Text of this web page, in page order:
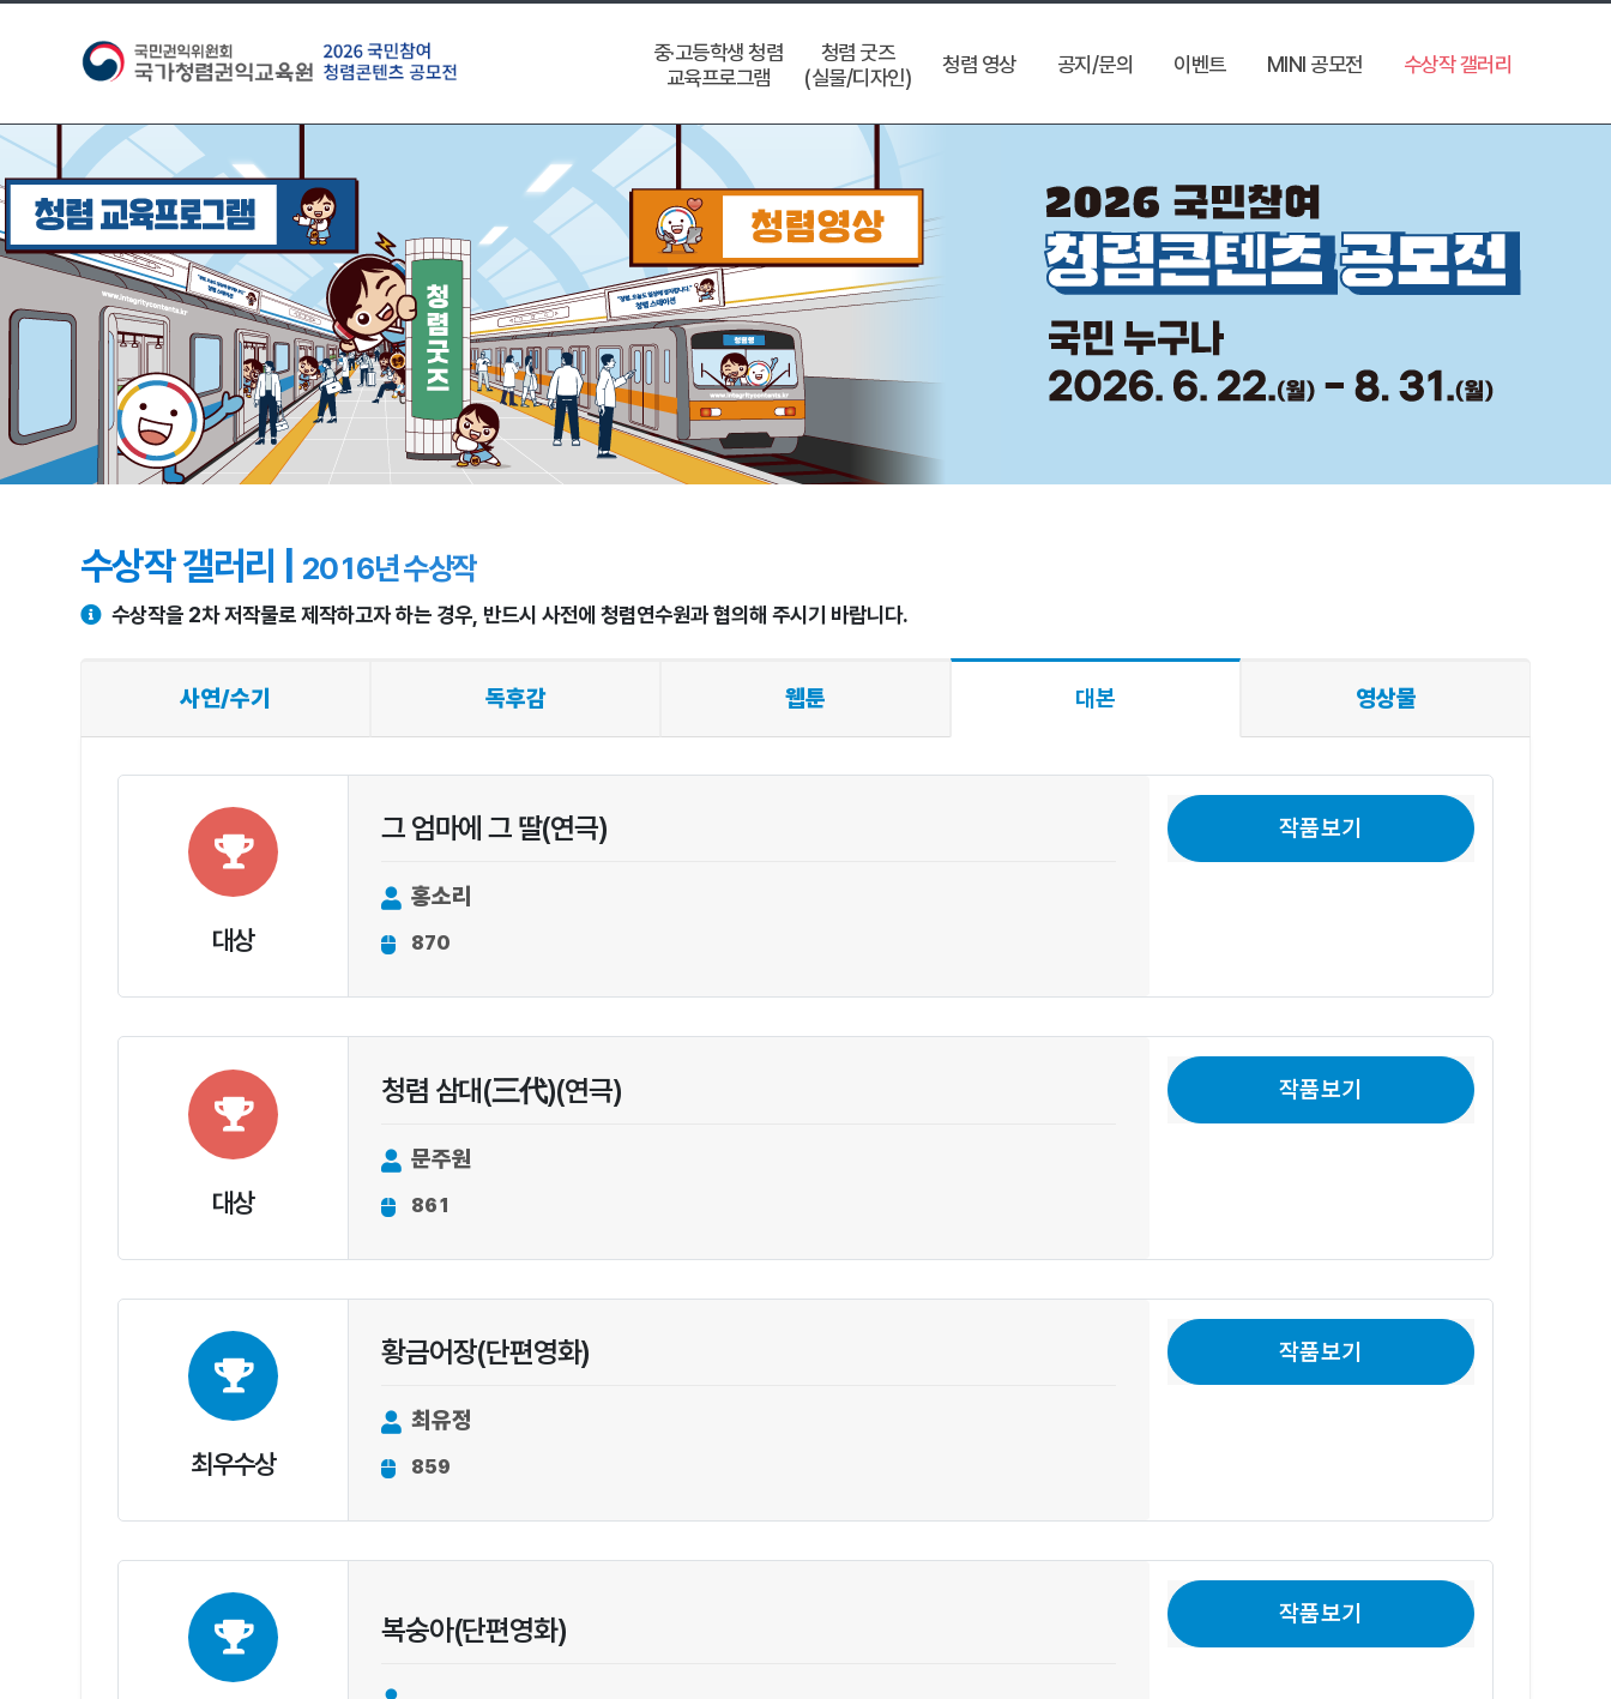
중·고등학생 청렴
교육프로그램
청렴 굿즈
(실물/디자인)
청렴 영상 공지/문의 이벤트 MINI 공모전 수상작 갤러리
수상작 갤러리 | 2016년 수상작
수상작을 2차 저작물로 제작하고자 하는 경우, 반드시 사전에 청렴연수원과 협의해 주시기 바랍니다.
사연/수기 독후감 웹툰 대본 영상물
대상
그 엄마에 그 딸(연극)
홍소리
870
작품보기
대상
청렴 삼대(三代)(연극)
문주원
861
작품보기
최우수상
황금어장(단편영화)
최유정
859
작품보기
복숭아(단편영화) 작품보기